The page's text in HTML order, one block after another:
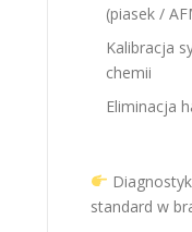
(piasek /
Kalibracja
chemii
Eliminacja
standard w